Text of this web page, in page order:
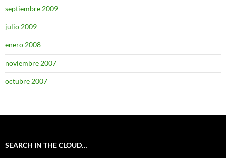
septiembre 2009
julio 2009
enero 2008
noviembre 2007
octubre 2007
SEARCH IN THE CLOUD…